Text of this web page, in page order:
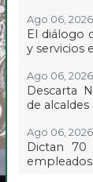
Ago 06, 2026
El diálogo
y servicios
Ago 06, 2026
Descarta
de alcaldes
Ago 06, 2026
Dictan 70